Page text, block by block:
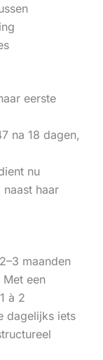
eerste
na 18 dagen,
nu
haar
maanden
een
à 2
dagelijks iets